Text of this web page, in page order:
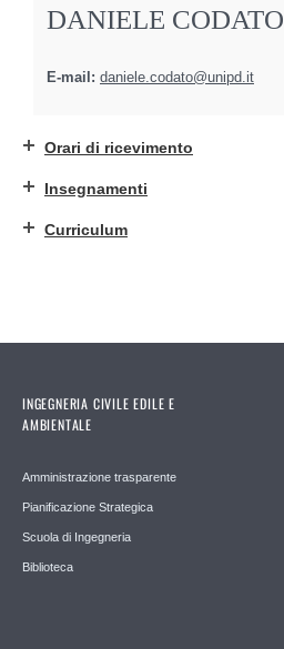
DANIELE CODATO
E-mail: daniele.codato@unipd.it
Orari di ricevimento
Insegnamenti
Curriculum
INGEGNERIA CIVILE EDILE E
AMBIENTALE
Amministrazione trasparente
Pianificazione Strategica
Scuola di Ingegneria
Biblioteca